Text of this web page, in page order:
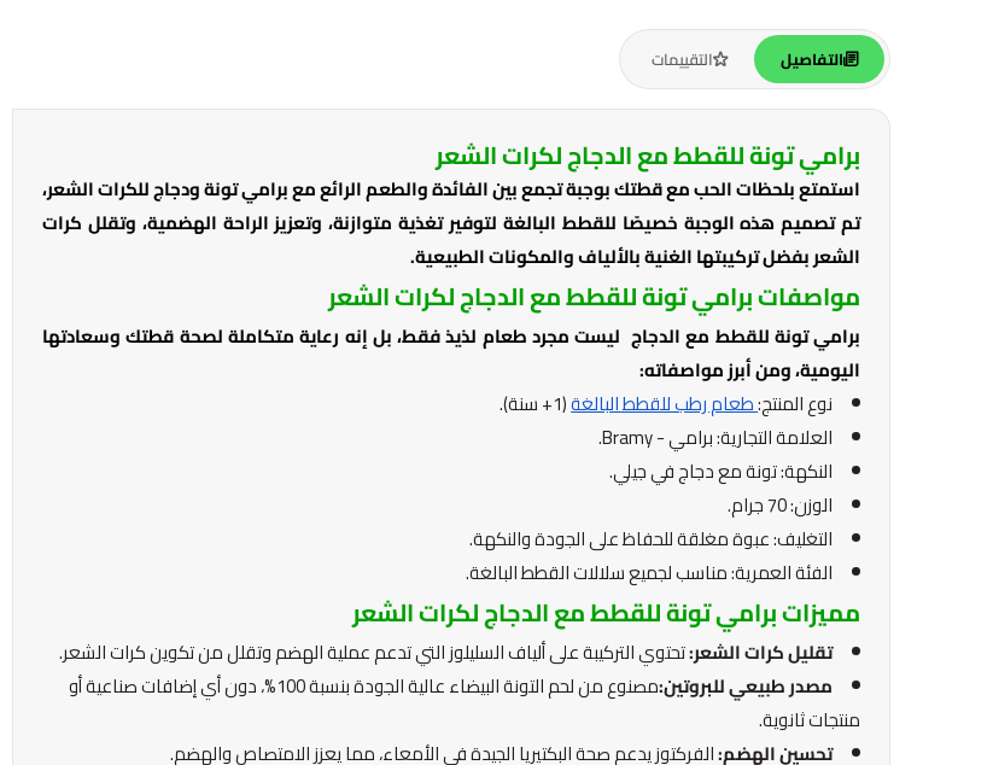
التفاصيل التقييمات
برامي تونة للقطط مع الدجاج لكرات الشعر
استمتع بلحظات الحب مع قطتك بوجبة تجمع بين الفائدة والطعم الرائع مع برامي تونة ودجاج للكرات الشعر،
تم تصميم هذه الوجبة خصيصًا للقطط البالغة لتوفير تغذية متوازنة، وتعزيز الراحة الهضمية، وتقلل كرات
الشعر بفضل تركيبتها الغنية بالألياف والمكونات الطبيعية.
مواصفات برامي تونة للقطط مع الدجاج لكرات الشعر
برامي تونة للقطط مع الدجاج ليست مجرد طعام لذيذ فقط، بل إنه رعاية متكاملة لصحة قطتك وسعادتها
اليومية، ومن أبرز مواصفاته:
نوع المنتج:طعام رطب للقطط البالغة(1+ سنة).
العلامة التجارية: برامي - Bramy.
النكهة: تونة مع دجاج في جيلي.
الوزن: 70 جرام.
التغليف: عبوة مغلقة للحفاظ على الجودة والنكهة.
الفئة العمرية: مناسب لجميع سلالات القطط البالغة.
مميزات برامي تونة للقطط مع الدجاج لكرات الشعر
تقليل كرات الشعر:تحتوي التركيبة على ألياف السليلوز التي تدعم عملية الهضم وتقلل من تكوين كرات الشعر.
مصدر طبيعي للبروتين:
مصنوع من لحم التونة البيضاء عالية الجودة بنسبة 100%، دون أي إضافات صناعية أو
منتجات ثانوية.
تحسين الهضم:الفركتوز يدعم صحة البكتيريا الجيدة في الأمعاء، مما يعزز الامتصاص والهضم.